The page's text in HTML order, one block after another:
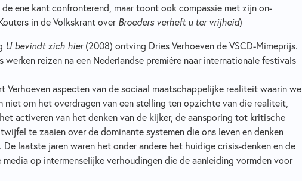
ene kant confronterend, maar toont ook compassie met zijn on-
in de Volkskrant overBroeders verheft u ter vrijheid)
U bevindt zich hier(2008) ontving Dries Verhoeven de VSCD-Mimeprijs.
werken reizen na een Nederlandse première naar internationale festivals
Verhoeven aspecten van de sociaal maatschappelijke realiteit waarin we
niet om het overdragen van een stelling ten opzichte van die realiteit,
activeren van het denken van de kijker, de aansporing tot kritische
te zaaien over de dominante systemen die ons leven en denken
De laatste jaren waren het onder andere het huidige crisis-denken en de
op intermenselijke verhoudingen die de aanleiding vormden voor